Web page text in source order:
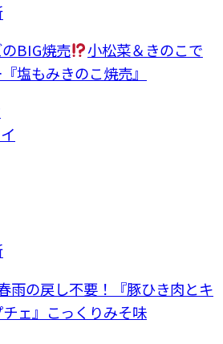
BIG焼売
小松菜＆きのこで
塩もみきのこ焼売』
雨の戻し不要！『豚ひき肉とキ
ェ』こっくりみそ味